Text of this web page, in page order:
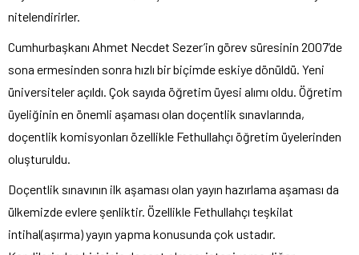
nitelendirirler.
Cumhurbaşkanı Ahmet Necdet Sezer’in görev süresinin 2007’de
sona ermesinden sonra hızlı bir biçimde eskiye dönüldü. Yeni
üniversiteler açıldı. Çok sayıda öğretim üyesi alımı oldu. Öğretim
üyeliğinin en önemli aşaması olan doçentlik sınavlarında,
doçentlik komisyonları özellikle Fethullahçı öğretim üyelerinden
oluşturuldu.
Doçentlik sınavının ilk aşaması olan yayın hazırlama aşaması da
ülkemizde evlere şenliktir. Özellikle Fethullahçı teşkilat
intihal(aşırma) yayın yapma konusunda çok ustadır.